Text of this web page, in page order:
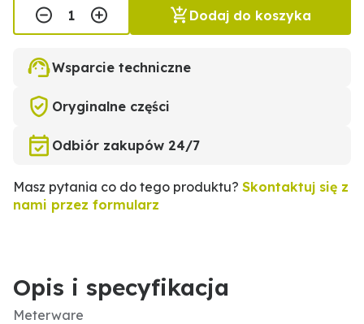
Dodaj do koszyka
Wsparcie techniczne
Oryginalne części
Odbiór zakupów 24/7
Masz pytania co do tego produktu? Skontaktuj się z
nami przez formularz
Opis i specyfikacja
Meterware